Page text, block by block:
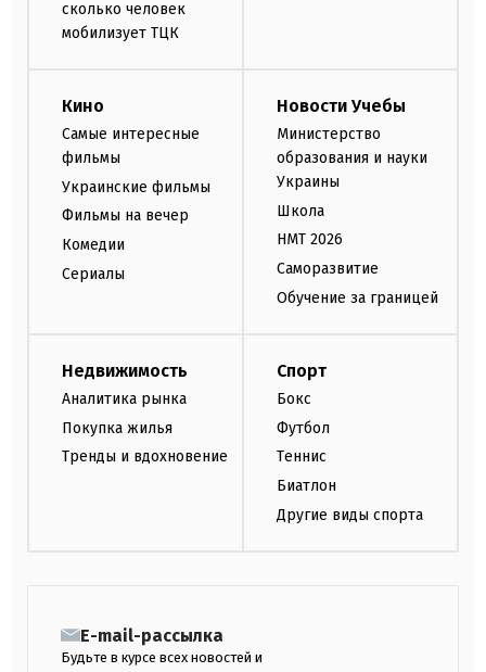
сколько человек
мобилизует ТЦК
Кино
Самые интересные
фильмы
Украинские фильмы
Фильмы на вечер
Комедии
Сериалы
Новости Учебы
Министерство
образования и науки
Украины
Школа
НМТ 2026
Саморазвитие
Обучение за границей
Недвижимость
Аналитика рынка
Покупка жилья
Тренды и вдохновение
Спорт
Бокс
Футбол
Теннис
Биатлон
Другие виды спорта
E-mail-рассылка
Будьте в курсе всех новостей и